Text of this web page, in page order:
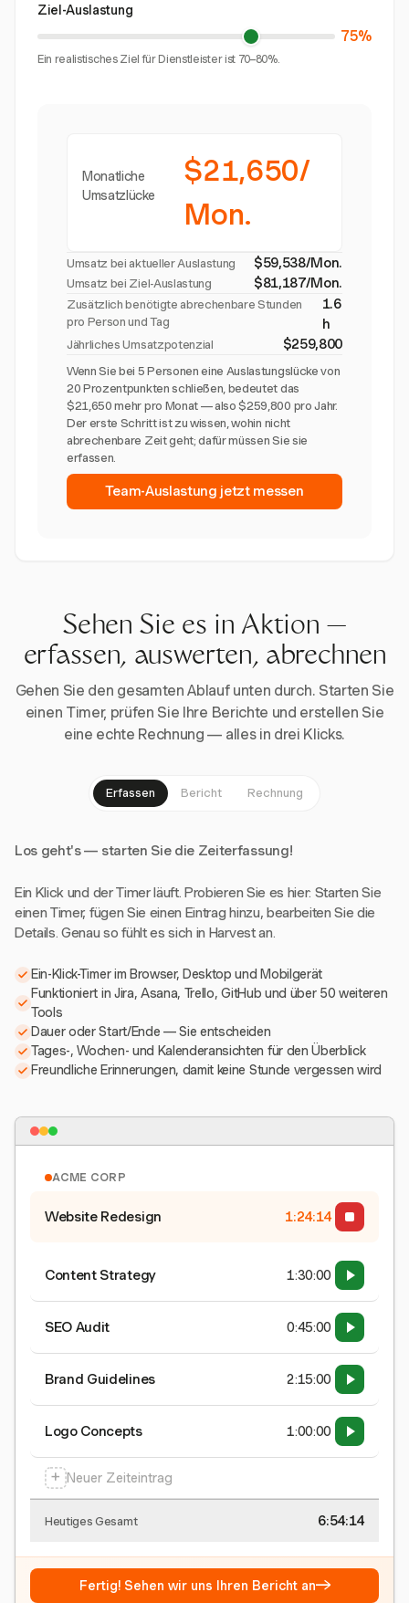
Ziel-Auslastung
75%
Ein realistisches Ziel für Dienstleister ist 70–80%.
Monatliche
Umsatzlücke
$21,650/
Mon.
Umsatz bei aktueller Auslastung $59,538/Mon.
Umsatz bei Ziel-Auslastung $81,187/Mon.
Zusätzlich benötigte abrechenbare Stunden
pro Person und Tag
1.6
h
Jährliches Umsatzpotenzial $259,800
Wenn Sie bei 5 Personen eine Auslastungslücke von
20 Prozentpunkten schließen, bedeutet das
$21,650 mehr pro Monat — also $259,800 pro Jahr.
Der erste Schritt ist zu wissen, wohin nicht
abrechenbare Zeit geht; dafür müssen Sie sie
erfassen.
Team-Auslastung jetzt messen
Sehen Sie es in Aktion —
erfassen, auswerten, abrechnen
Gehen Sie den gesamten Ablauf unten durch. Starten Sie
einen Timer, prüfen Sie Ihre Berichte und erstellen Sie
eine echte Rechnung — alles in drei Klicks.
Erfassen Bericht Rechnung
Los geht's — starten Sie die Zeiterfassung!
Ein Klick und der Timer läuft. Probieren Sie es hier: Starten Sie
einen Timer, fügen Sie einen Eintrag hinzu, bearbeiten Sie die
Details. Genau so fühlt es sich in Harvest an.
Ein-Klick-Timer im Browser, Desktop und Mobilgerät
Funktioniert in Jira, Asana, Trello, GitHub und über 50 weiteren
Tools
Dauer oder Start/Ende — Sie entscheiden
Tages-, Wochen- und Kalenderansichten für den Überblick
Freundliche Erinnerungen, damit keine Stunde vergessen wird
ACME CORP
Website Redesign 1:24:15
Content Strategy 1:30:00
SEO Audit 0:45:00
Brand Guidelines 2:15:00
Logo Concepts 1:00:00
+ Neuer Zeiteintrag
Heutiges Gesamt 6:54:15
Fertig! Sehen wir uns Ihren Bericht an→